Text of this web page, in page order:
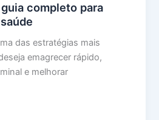
completo para
das estratégias mais
emagrecer rápido,
e melhorar